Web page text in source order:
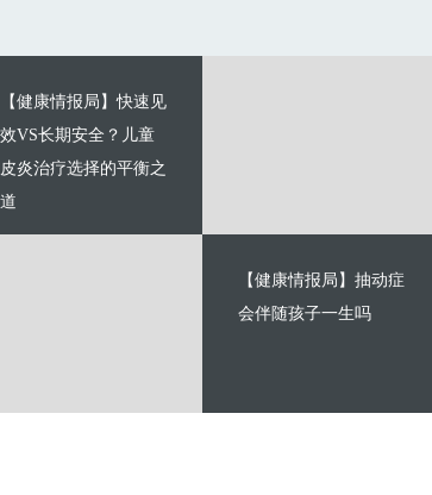
【健康情报局】快速见
效VS长期安全？儿童
皮炎治疗选择的平衡之
道
【健康情报局】抽动症
会伴随孩子一生吗